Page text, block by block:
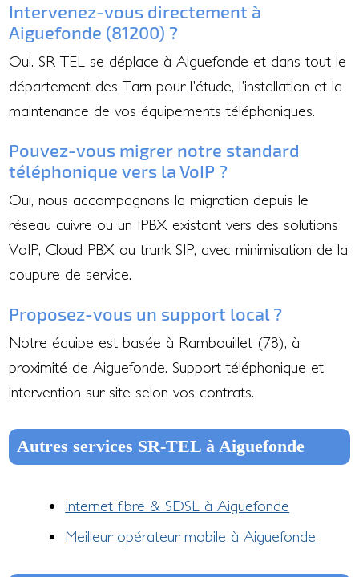
Intervenez-vous directement à
Aiguefonde (81200) ?
Oui. SR-TEL se déplace à Aiguefonde et dans tout le
département des Tarn pour l'étude, l'installation et la
maintenance de vos équipements téléphoniques.
Pouvez-vous migrer notre standard
téléphonique vers la VoIP ?
Oui, nous accompagnons la migration depuis le
réseau cuivre ou un IPBX existant vers des solutions
VoIP, Cloud PBX ou trunk SIP, avec minimisation de la
coupure de service.
Proposez-vous un support local ?
Notre équipe est basée à Rambouillet (78), à
proximité de Aiguefonde. Support téléphonique et
intervention sur site selon vos contrats.
Autres services SR-TEL à Aiguefonde
Internet fibre & SDSL à Aiguefonde
Meilleur opérateur mobile à Aiguefonde